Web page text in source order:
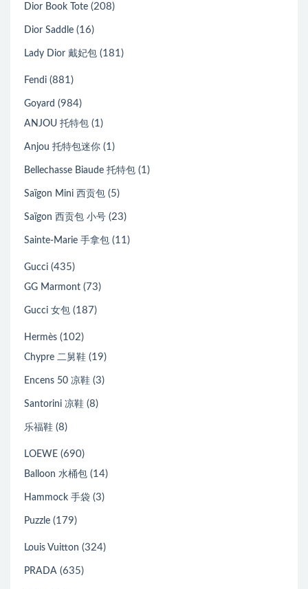
Dior Book Tote (208)
Dior Saddle (16)
Lady Dior 戴妃包 (181)
Fendi (881)
Goyard (984)
ANJOU 托特包 (1)
Anjou 托特包迷你 (1)
Bellechasse Biaude 托特包 (1)
Saïgon Mini 西贡包 (5)
Saïgon 西贡包 小号 (23)
Sainte-Marie 手拿包 (11)
Gucci (435)
GG Marmont (73)
Gucci 女包 (187)
Hermès (102)
Chypre 二舅鞋 (19)
Encens 50 凉鞋 (3)
Santorini 凉鞋 (8)
乐福鞋 (8)
LOEWE (690)
Balloon 水桶包 (14)
Hammock 手袋 (3)
Puzzle (179)
Louis Vuitton (324)
PRADA (635)